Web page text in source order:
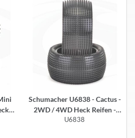
Schumacher U6838 - Cactus -
2WD / 4WD Heck Reifen -
2.2" - GELB (2 Stück)
U6838